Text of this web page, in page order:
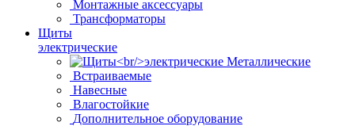
Монтажные аксессуары
Трансформаторы
Щиты
электрические
Металлические
Встраиваемые
Навесные
Влагостойкие
Дополнительное оборудование